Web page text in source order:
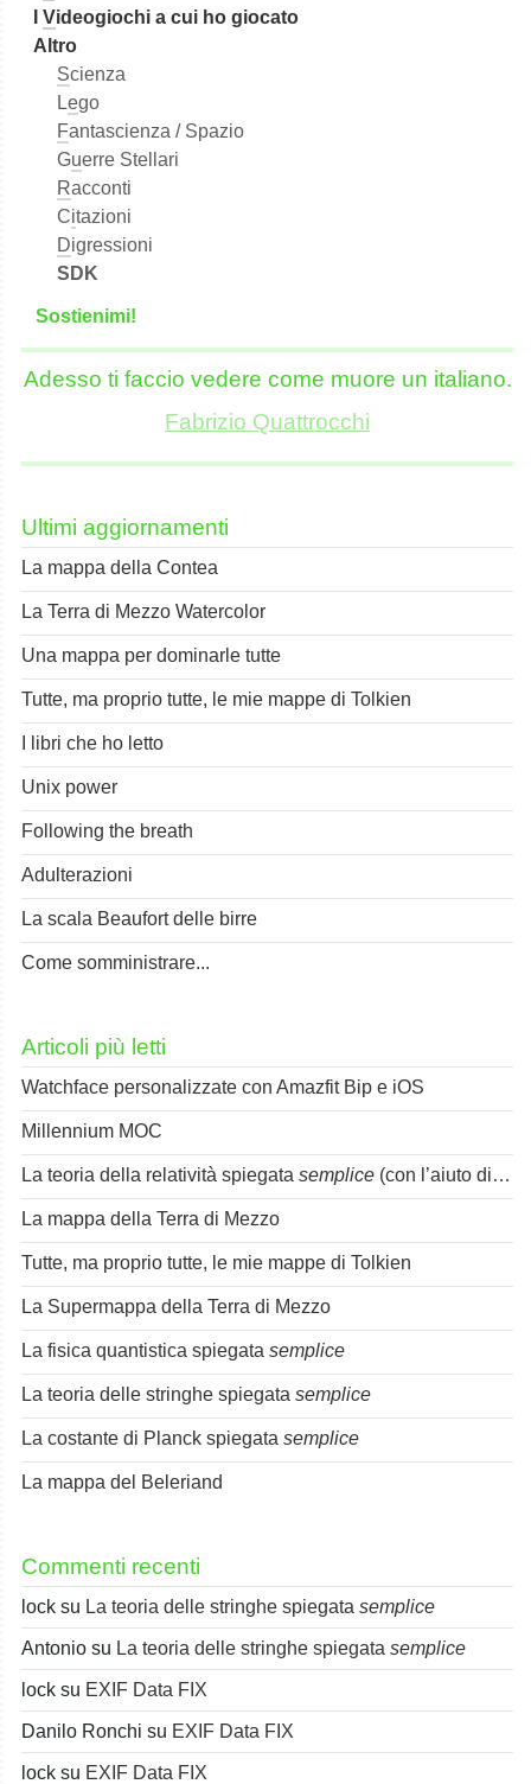
Videogiochi a cui ho giocato
Altro
Scienza
Lego
Fantascienza / Spazio
Guerre Stellari
Racconti
Citazioni
Digressioni
SDK
Sostienimi!
Adesso ti faccio vedere come muore un italiano.
Fabrizio Quattrocchi
Ultimi aggiornamenti
La mappa della Contea
La Terra di Mezzo Watercolor
Una mappa per dominarle tutte
Tutte, ma proprio tutte, le mie mappe di Tolkien
I libri che ho letto
Unix power
Following the breath
Adulterazioni
La scala Beaufort delle birre
Come somministrare...
Articoli più letti
Watchface personalizzate con Amazfit Bip e iOS
Millennium MOC
La teoria della relatività spiegata semplice (con l’aiuto di Spok)
La mappa della Terra di Mezzo
Tutte, ma proprio tutte, le mie mappe di Tolkien
La Supermappa della Terra di Mezzo
La fisica quantistica spiegata semplice
La teoria delle stringhe spiegata semplice
La costante di Planck spiegata semplice
La mappa del Beleriand
Commenti recenti
lock su La teoria delle stringhe spiegata semplice
Antonio su La teoria delle stringhe spiegata semplice
lock su EXIF Data FIX
Danilo Ronchi su EXIF Data FIX
lock su EXIF Data FIX